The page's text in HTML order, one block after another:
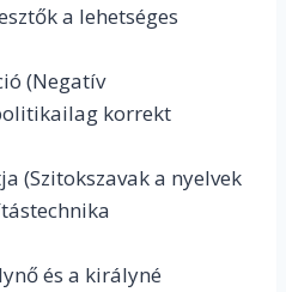
a lehetséges
(Negatív
korrekt
(Szitokszavak a nyelvek
és a királyné